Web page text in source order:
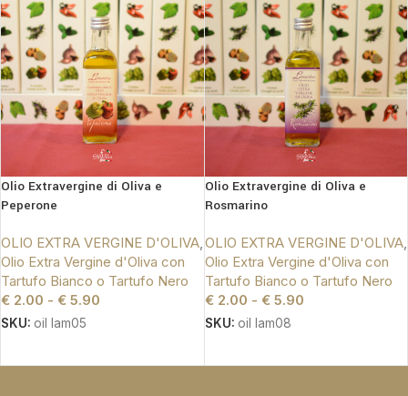
Olio Extravergine di Oliva e
Peperone
OLIO EXTRA VERGINE D'OLIVA,
Olio Extra Vergine d'Oliva con
Tartufo Bianco o Tartufo Nero
€ 2.00 - € 5.90
SKU: oil lam05
Olio Extravergine di Oliva e
Rosmarino
OLIO EXTRA VERGINE D'OLIVA,
Olio Extra Vergine d'Oliva con
Tartufo Bianco o Tartufo Nero
€2.00 - €5.90
SKU: oil lam08